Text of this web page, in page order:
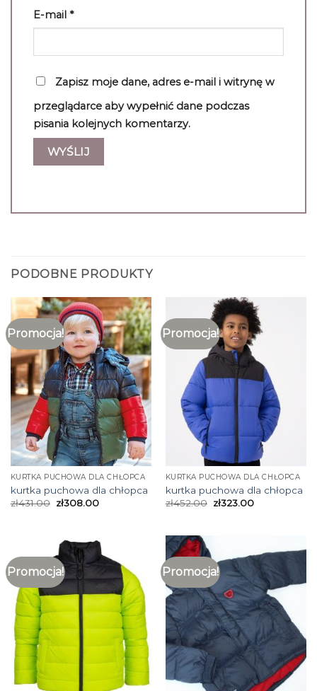
E-mail *
Zapisz moje dane, adres e-mail i witrynę w
przeglądarce aby wypełnić dane podczas
pisania kolejnych komentarzy.
PODOBNE PRODUKTY
Promocja!
KURTKA PUCHOWA DLA CHŁOPCA
kurtka puchowa dla chłopca
zł431.00 zł308.00
Promocja!
KURTKA PUCHOWA DLA CHŁOPCA
kurtka puchowa dla chłopca
zł452.00 zł323.00
Promocja! Promocja!